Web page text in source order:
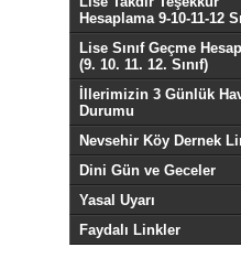
Hesaplama 9-10-11-12
Lise Sınıf Geçme
(9. 10. 11. 12. Sınıf)
İllerimizin 3 Günlük
Durumu
Nevsehir Köy Dernek
Dini Gün ve Geceler
Yasal Uyarı
Faydalı Linkler